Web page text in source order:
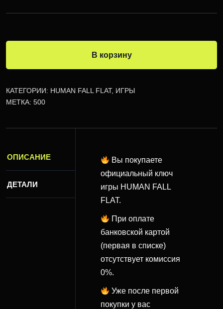
В корзину
КАТЕГОРИИ: HUMAN FALL FLAT, ИГРЫ
МЕТКА: 500
ОПИСАНИЕ
ДЕТАЛИ
Вы покупаете
официальный ключ
игры HUMAN FALL
FLAT.
При оплате
банковской картой
(первая в списке)
отсутствует комиссия
0%.
Уже после первой
покупки у вас